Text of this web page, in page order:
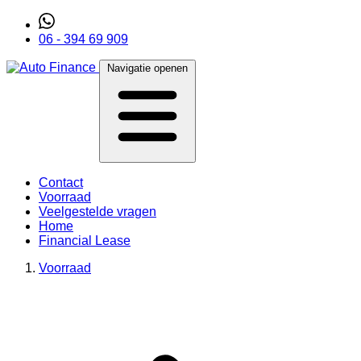
06 - 394 69 909
Navigatie openen
Contact
Voorraad
Veelgestelde vragen
Home
Financial Lease
Voorraad